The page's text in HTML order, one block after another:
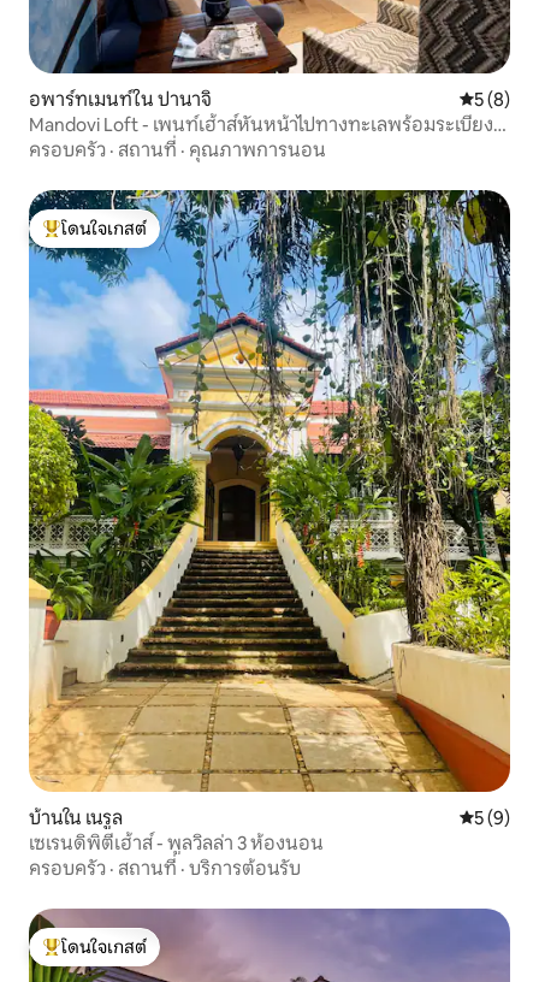
อพาร์ทเมนท์ใน ปานาจิ คะแนนเฉ
5 (8)
Mandovi Loft - เพนท์เฮ้าส์หันหน้าไปทางทะเลพร้อมระเบียง
ส่วนตัว
ครอบครัว · สถานที่ · คุณภาพการนอน
โดนใจเกสต์ที่สุด
โดนใจเกสต์
บ้านใน เนรูล คะแนนเฉ
5 (9)
เซเรนดิพิตี้เฮ้าส์ - พูลวิลล่า 3 ห้องนอน
ครอบครัว · สถานที่ · บริการต้อนรับ
โดนใจเกสต์ที่สุด
โดนใจเกสต์